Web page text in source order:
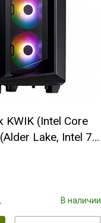
KWIK (Intel Core
Lake, Intel 7,
32 ГБ ОЗУ (2
В наличии